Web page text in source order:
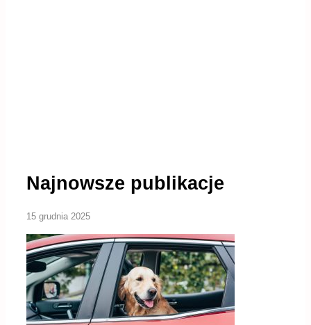
Najnowsze publikacje
15 grudnia 2025